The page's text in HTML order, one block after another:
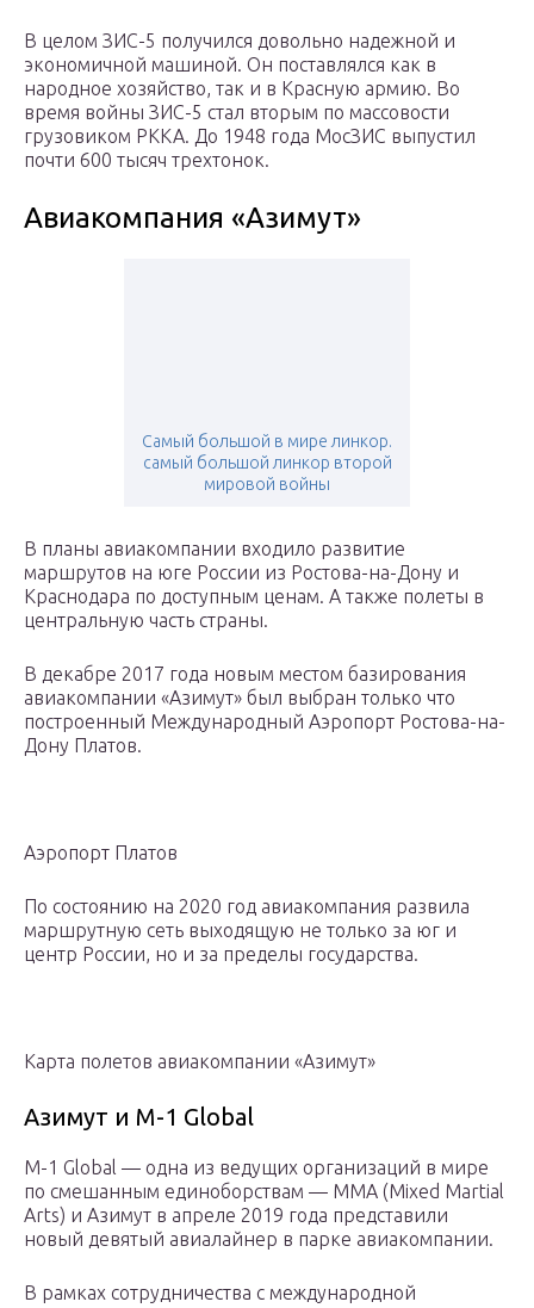
В целом ЗИС-5 получился довольно надежной и
экономичной машиной. Он поставлялся как в
народное хозяйство, так и в Красную армию. Во
время войны ЗИС-5 стал вторым по массовости
грузовиком РККА. До 1948 года МосЗИС выпустил
почти 600 тысяч трехтонок.
Авиакомпания «Азимут»
Самый большой в мире линкор.
самый большой линкор второй
мировой войны
В планы авиакомпании входило развитие
маршрутов на юге России из Ростова-на-Дону и
Краснодара по доступным ценам. А также полеты в
центральную часть страны.
В декабре 2017 года новым местом базирования
авиакомпании «Азимут» был выбран только что
построенный Международный Аэропорт Ростова-на-
Дону Платов.
Аэропорт Платов
По состоянию на 2020 год авиакомпания развила
маршрутную сеть выходящую не только за юг и
центр России, но и за пределы государства.
Карта полетов авиакомпании «Азимут»
Азимут и M-1 Global
M-1 Global — одна из ведущих организаций в мире
по смешанным единоборствам — ММА (Mixed Martial
Arts) и Азимут в апреле 2019 года представили
новый девятый авиалайнер в парке авиакомпании.
В рамках сотрудничества с международной